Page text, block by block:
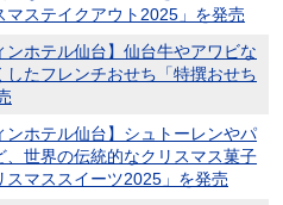
マステイクアウト2025」を発売
ンホテル仙台】仙台牛やアワビな
したフレンチおせち「特撰おせち
ンホテル仙台】シュトーレンやパ
、世界の伝統的なクリスマス菓子
スマススイーツ2025」を発売